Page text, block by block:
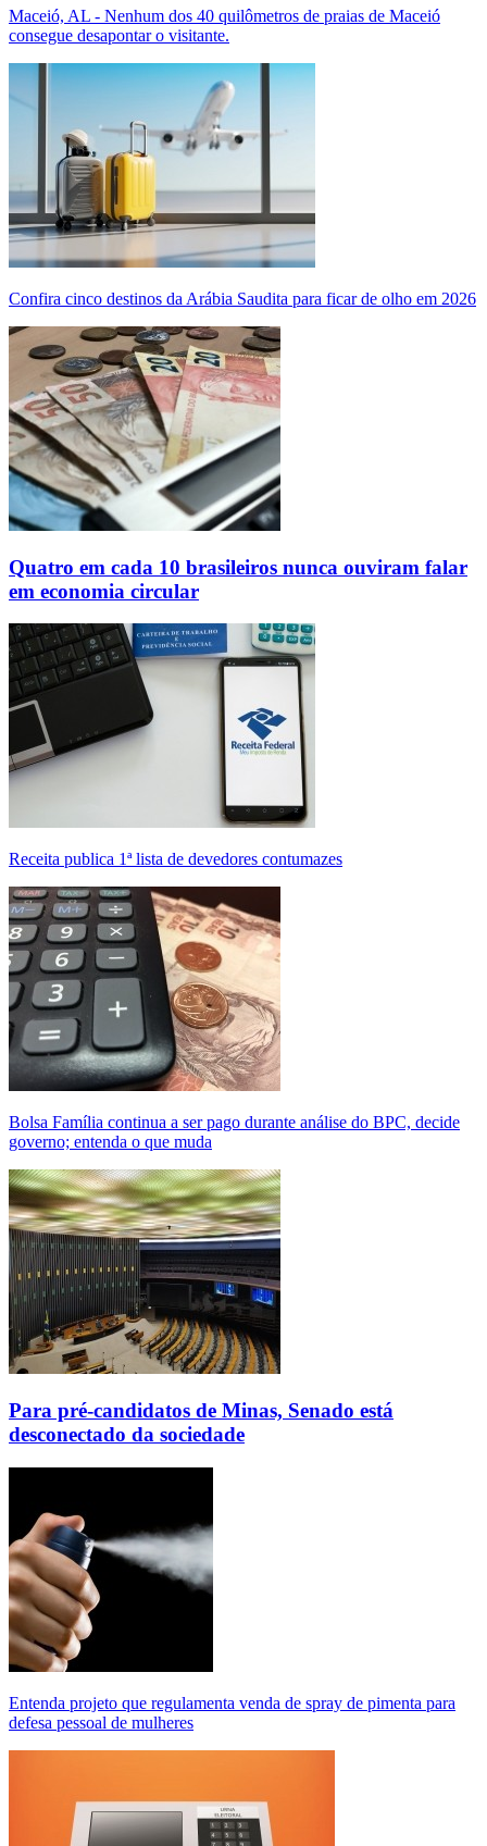
Maceió, AL - Nenhum dos 40 quilômetros de praias de Maceió
consegue desapontar o visitante.
Confira cinco destinos da Arábia Saudita para ficar de olho em 2026
Quatro em cada 10 brasileiros nunca ouviram falar
em economia circular
Receita publica 1ª lista de devedores contumazes
Bolsa Família continua a ser pago durante análise do BPC, decide
governo; entenda o que muda
Para pré-candidatos de Minas, Senado está
desconectado da sociedade
Entenda projeto que regulamenta venda de spray de pimenta para
defesa pessoal de mulheres